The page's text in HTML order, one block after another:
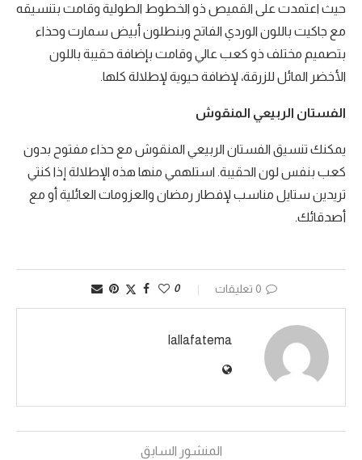
حيث اعتمدت على القميص ذو الخطوط الطولية وقامت بتنسيقه
مع جاكيت باللون الوردي الفاتح وبنطلون أبيض سمارت وحذاء
بتصميم مختلف ذو كعب عالي وقامت بإضافة حقيبة باللون
الأخضر المائل للزرقة، لإضافة حيوية لإطلالة كلها.
الفستان الربيعي المنقوش
يمكنك تنسيق الفستان الربيعي المنقوش مع حذاء مفتوح بدون
كعب بنفس لون الحقيبة. استلهمي منها هذه الإطلالة إذا كنتي
تريدين ستايل مناسب لإفطار رمضان والعزومات العائلية أو مع
أصدقائك.
0 تعليقات 0
lallafatema
المنشور السابق